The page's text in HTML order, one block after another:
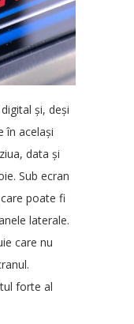
și, deși
în același
data și
Sub ecran
poate fi
laterale.
care nu
forte al